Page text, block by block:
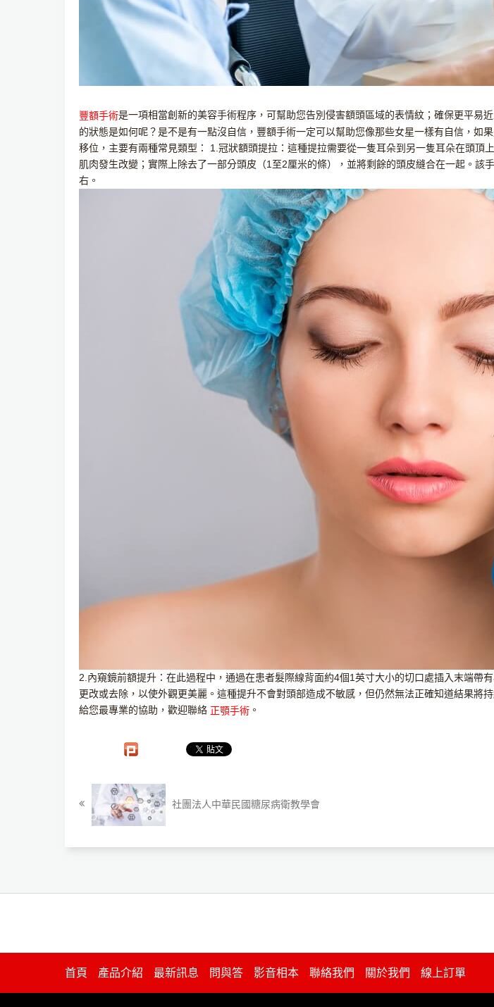
豐額手術是一項相當創新的美容手術程序，可幫助您告別侵害額頭區域的表情紋；確保更平易
的狀態是如何呢？是不是有一點沒自信，豐額手術一定可以幫助您像那些女星一樣有自信，
移位，主要有兩種常見類型： 1.冠狀額頭提拉：這種提拉需要從一隻耳朵到另一隻耳朵在頭
肌肉發生改變；實際上除去了一部分頭皮（1至2厘米的條），並將剩餘的頭皮縫合在一起。
右。
2.內窺鏡前額提升：在此過程中，通過在患者髮際線背面約4個1英寸大小的切口處插入末端
更改或去除，以使外觀更美麗。這種提升不會對頭部造成不敏感，但仍然無法正確知道結果
給您最專業的協助，歡迎聯絡 正顎手術 。
社團法人中華民國糖尿病衛教學會
首頁 產品介紹 最新訊息 問與答 影音相本 聯絡我們 關於我們 線上訂單